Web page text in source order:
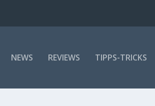
NEWS REVIEWS TIPPS-TRICKS